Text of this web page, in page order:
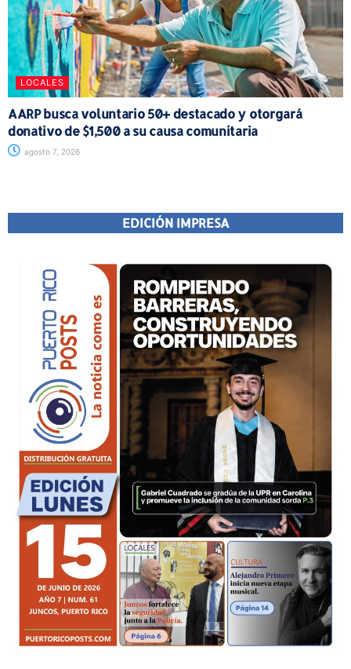
LOCALES
AARP busca voluntario 50+ destacado y otorgará
donativo de $1,500 a su causa comunitaria
agosto 7, 2026
EDICIÓN IMPRESA